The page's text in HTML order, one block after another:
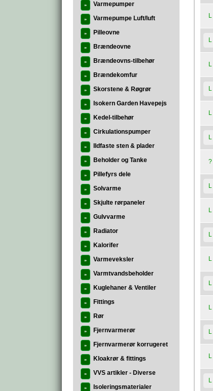
» Varmepumper
» Varmepumpe Luft/luft
» Pilleovne
» Brændeovne
» Brændeovns-tilbehør
» Brændekomfur
» Skorstene & Røgrør
» Isokern Garden Havepejs
» Kedel-tilbehør
» Cirkulationspumper
» Ildfaste sten & plader
» Beholder og Tanke
» Pillefyrs dele
» Solvarme
» Skjulte rørpaneler
» Gulvvarme
» Radiator
» Kalorifer
» Varmeveksler
» Varmtvandsbeholder
» Kuglehaner & Ventiler
» Fittings
» Rør
» Fjernvarmerør
» Fjernvarmerør korrugeret
» Kloakrør & fittings
» VVS artikler - Diverse
» Isoleringsmaterialer
L
L
L
L
L
L
?
L
L
L
L
L
L
L
L
L